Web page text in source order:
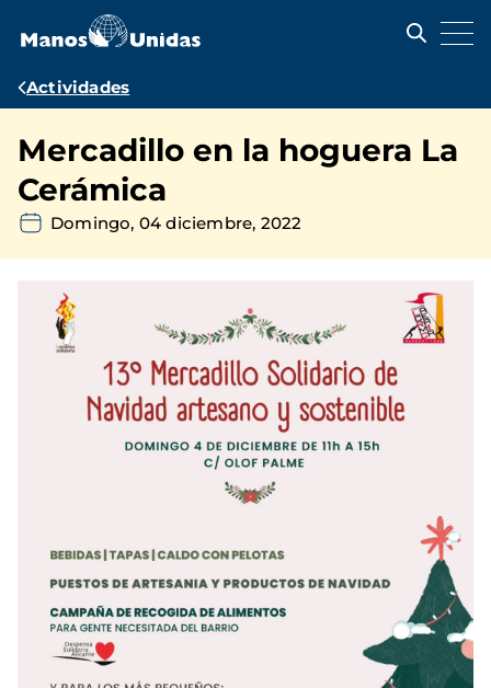
contenido
Ruta
navegación
Actividades
Mercadillo en la hoguera La
Cerámica
Domingo, 04 diciembre, 2022